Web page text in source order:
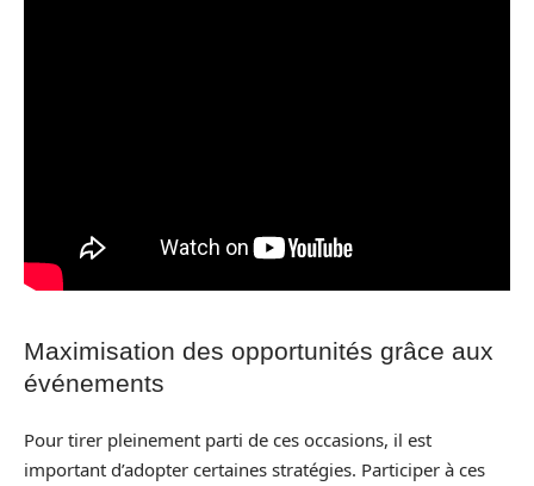
Maximisation des opportunités grâce aux
événements
Pour tirer pleinement parti de ces occasions, il est
important d’adopter certaines stratégies. Participer à ces